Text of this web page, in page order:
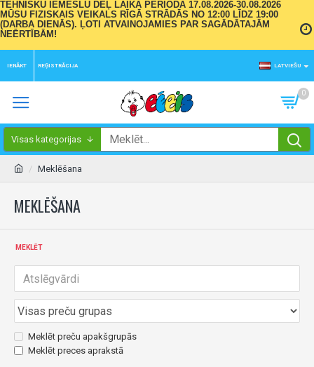
TEHNISKU IEMESLU DĒĻ LAIKA PERIODĀ 17.08.2026-30.08.2026
MŪSU FIZISKAIS VEIKALS RĪGĀ STRĀDĀS NO 12:00 LĪDZ 19:00
(DARBA DIENĀS). ĻOTI ATVAINOJAMIES PAR SAGĀDĀTAJĀM
NEĒRTĪBĀM!
IENĀKT REĢISTRĀCIJA LATVIEŠU
0
Visas kategorijas
Meklēšana
MEKLĒŠANA
MEKLĒT
Meklēt preču apakšgrupās
Meklēt preces aprakstā